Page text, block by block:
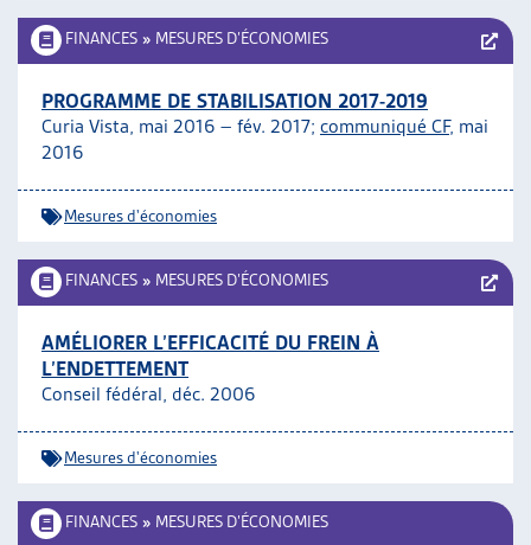
PROJETS ET ACTIVITÉS
JOURNÉES D’AUTOMNE
FINANCES » MESURES D’ÉCONOMIES
PROGRAMME DE STABILISATION 2017-2019
Curia Vista, mai 2016 – fév. 2017; communiqué CF, mai
2016
Mesures d'économies
FINANCES » MESURES D’ÉCONOMIES
AMÉLIORER L’EFFICACITÉ DU FREIN À
L’ENDETTEMENT
Conseil fédéral, déc. 2006
Mesures d'économies
FINANCES » MESURES D’ÉCONOMIES